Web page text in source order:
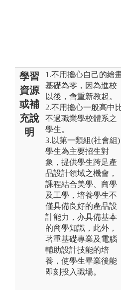
學習
資源
或補
充說
明
1.不用擔心自己的繪
基礎為零，因為進校
以後，會重新教起。
2.不用擔心一般高中
不過職業學校體系之
學生。
3.以第一類組(社會組)
學生為主要招生對
象，提供學生跨足產
品設計領域之機會，
課程結合美學、商學
及工學，培養學生不
僅具備良好的產品設
計能力，亦具備基本
的商學知識，此外，
著重基礎專業及電腦
輔助設計技能的培
養，使學生畢業後能
即刻投入職場。